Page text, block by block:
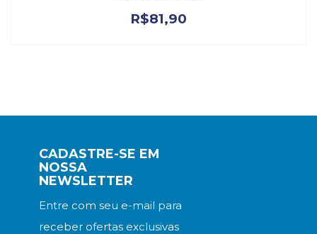
R$81,90
CADASTRE-SE EM
NOSSA
NEWSLETTER
Entre com seu e-mail para
receber ofertas exclusivas